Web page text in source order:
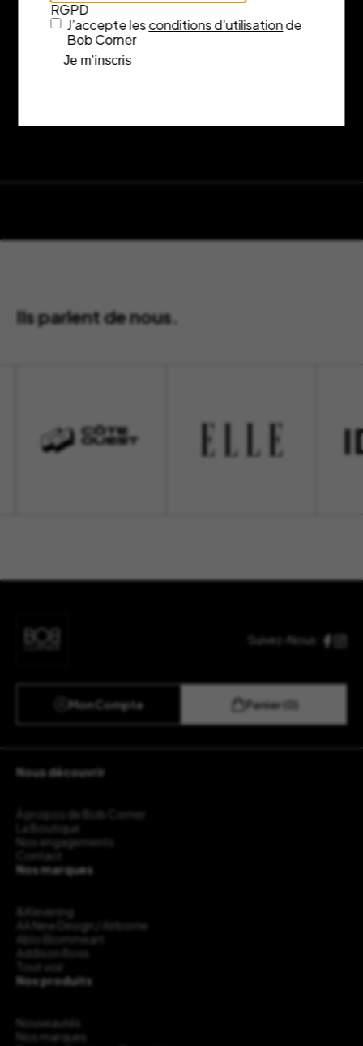
Ils parlent de nous.
Suivez-Nous :
Mon Compte Panier (0)
Nous découvrir
À propos de Bob Corner
La Boutique
Nos engagements
Contact
Nos marques
&Klevering
AA New Design / Airborne
Ablo Blommeart
Addison Ross
Tout voir
Nos produits
Nouveautés
Nos marques
RGPD
J’accepte lesconditions d’utilisationde
Bob Corner
Je m’inscris